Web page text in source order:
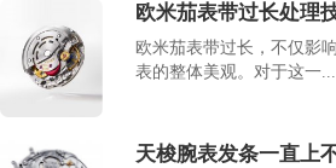
欧米茄表带过长处理
欧米茄表带过长，不仅影
表的整体美观。对于这一
天梭腕表发条一直上